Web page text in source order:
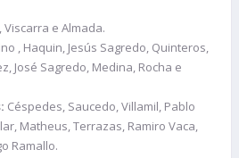
Viscarra e Almada.
, Haquin, Jesús Sagredo, Quinteros,
José Sagredo, Medina, Rocha e
Céspedes, Saucedo, Villamil, Pablo
Matheus, Terrazas, Ramiro Vaca,
Ramallo.